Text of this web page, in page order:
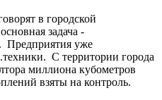
в городской
задача -
Предприятия уже
С территории города
миллиона кубометров
взяты на контроль.